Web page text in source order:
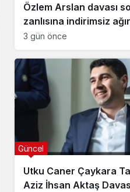
Özlem Arslan davası
zanlısına indirimsiz
müebbet hapis cezası
3 gün önce
Utku Caner Çaykara
Aziz İhsan Aktaş
Güncel